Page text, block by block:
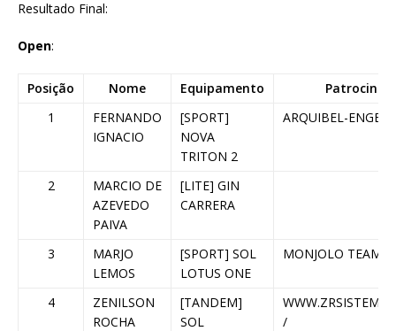
Resultado Final:
Open:
Posição Nome Equipamento
1
FERNANDO
IGNACIO
[SPORT]
NOVA
TRITON 2
ARQUIBEL-
2
MARCIO DE
AZEVEDO
PAIVA
[LITE] GIN
CARRERA
3
MARJO
LEMOS
[SPORT] SOL
LOTUS ONE
MONJOLO TEAM
4
ZENILSON
ROCHA
[TANDEM]
SOL
/